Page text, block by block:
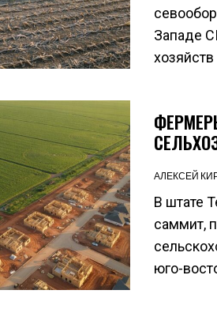
Западе
хозяйств
АЛЕКСЕЙ
В штате
саммит,
юго-